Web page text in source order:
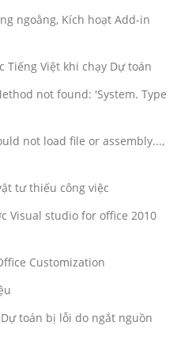
ngoằng, Kích hoạt Add-in
Tiếng Việt khi chạy Dự toán
not found: 'System. Type
not load file or assembly...,
tư thiếu công việc
Visual studio for office 2010
Customization
toán bị lỗi do ngắt nguồn